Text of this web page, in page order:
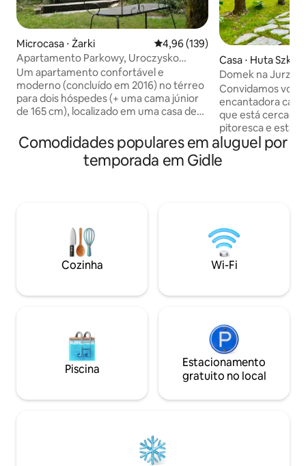
Microcasa ⋅ Żarki 4,96 de uma avaliação média de
4,96 (139)
Apartamento Parkowy, Uroczysko
Połomja
Um apartamento confortável e
moderno (concluído em 2016) no térreo
para dois hóspedes (+ uma cama júnior
de 165 cm), localizado em uma casa de
parque que faz parte de um grande
complexo privado (36 hectares) de um
antigo moinho, “Uroczysko Połomja”,
um banheiro com vaso sanitário e
chuveiro, um quarto com um guarda-
roupa e uma cama júnior. Terraço com
toldo (14 m²), móveis de jardim e
Casa ⋅ Huta
Domek na Jurze
Convidamos você
encantadora
que está cercada
pitoresca e está
belo lago. Nossa
lugar perfeito
natureza e da
redor. A banheira de hidromassagem é
paga adicionalmente Em relação
para animais de
contato com o
Comodidades populares em aluguel por
temporada em Gidle
Cozinha Wi-Fi
Piscina
Estacionamento
gratuito no local